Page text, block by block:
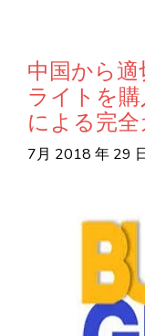
中国から
ライトを
による完
7月 2018 年 29